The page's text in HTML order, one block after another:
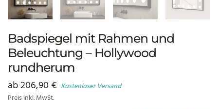
Badspiegel mit Rahmen und
Beleuchtung – Hollywood
rundherum
ab206,90 € Kostenloser Versand
Preis inkl. MwSt.